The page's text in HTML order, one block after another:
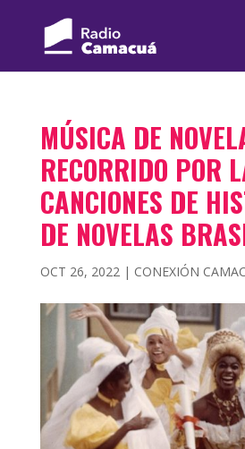
MÚSICA DE
RECORRIDO POR
CANCIONES DE
DE NOVELAS
OCT 26, 2022| CONEXIÓN